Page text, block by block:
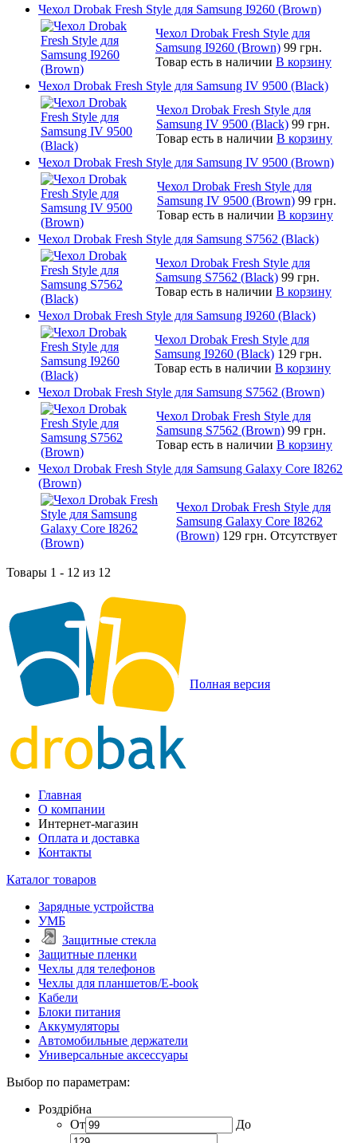
Чехол Drobak Fresh Style для Samsung I9260 (Brown)
Чехол Drobak Fresh Style для
Samsung I9260 (Brown) 99 грн.
Товар есть в наличии В корзину
Чехол Drobak Fresh Style для Samsung IV 9500 (Black)
Чехол Drobak Fresh Style для
Samsung IV 9500 (Black) 99 грн.
Товар есть в наличии В корзину
Чехол Drobak Fresh Style для Samsung IV 9500 (Brown)
Чехол Drobak Fresh Style для
Samsung IV 9500 (Brown) 99 грн.
Товар есть в наличии В корзину
Чехол Drobak Fresh Style для Samsung S7562 (Black)
Чехол Drobak Fresh Style для
Samsung S7562 (Black) 99 грн.
Товар есть в наличии В корзину
Чехол Drobak Fresh Style для Samsung I9260 (Black)
Чехол Drobak Fresh Style для
Samsung I9260 (Black) 129 грн.
Товар есть в наличии В корзину
Чехол Drobak Fresh Style для Samsung S7562 (Brown)
Чехол Drobak Fresh Style для
Samsung S7562 (Brown) 99 грн.
Товар есть в наличии В корзину
Чехол Drobak Fresh Style для Samsung Galaxy Core I8262
(Brown)
Чехол Drobak Fresh Style для
Samsung Galaxy Core I8262
(Brown) 129 грн. Отсутствует
Товары 1 - 12 из 12
Полная версия
Главная
О компании
Интернет-магазин
Оплата и доставка
Контакты
Каталог товаров
Зарядные устройства
УМБ
Защитные стекла
Защитные пленки
Чехлы для телефонов
Чехлы для планшетов/E-book
Кабели
Блоки питания
Аккумуляторы
Автомобильные держатели
Универсальные аксессуары
Выбор по параметрам:
Роздрібна
От
До